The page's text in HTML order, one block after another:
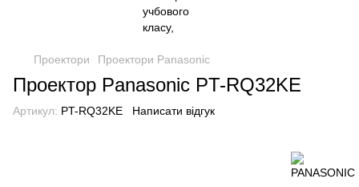
Проектори Проектори Panasonic
Проектор Panasonic PT-RQ32KE
Артикул: PT-RQ32KE Написати відгук